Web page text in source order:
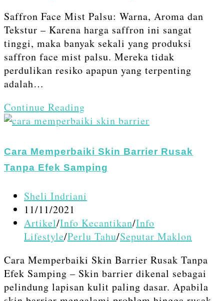
Saffron Face Mist Palsu: Warna, Aroma dan
Tekstur – Karena harga saffron ini sangat
tinggi, maka banyak sekali yang produksi
saffron face mist palsu. Mereka tidak
perdulikan resiko apapun yang terpenting
adalah…
Continue Reading
Face
Palsu:
Warna,
Aroma
Tekstur
Cara Memperbaiki Skin Barrier Rusak
Tanpa Efek Samping
Post
author:
Sheli Indriani
Post
published:
11/11/2021
Post
category:
Artikel/Info Kecantikan/Info
Lifestyle/Perlu Tahu/Seputar Maklon
Cara Memperbaiki Skin Barrier Rusak Tanpa
Efek Samping – Skin barrier dikenal sebagai
pelindung lapisan kulit paling dasar. Apabila